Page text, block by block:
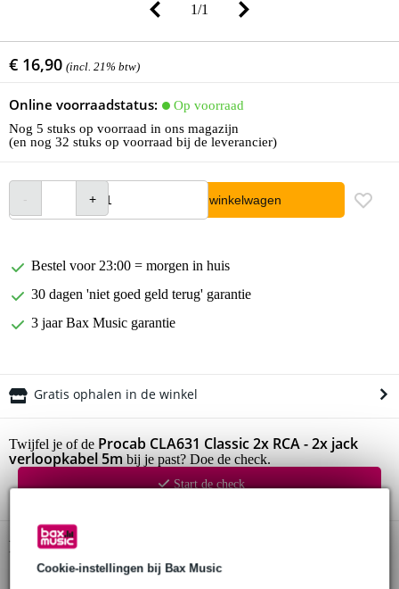
Cookie-instellingen bij Bax Music
1/1
€ 16,90 (incl. 21% btw)
Online voorraadstatus:
Op voorraad
Nog 5 stuks op voorraad in ons magazijn
(en nog 32 stuks op voorraad bij de leverancier)
In winkelwagen
Bestel voor 23:00 = morgen in huis
30 dagen 'niet goed geld terug' garantie
3 jaar Bax Music garantie
Gratis ophalen in de winkel
Twijfel je of de Procab CLA631 Classic 2x RCA - 2x jack
verloopkabel 5m bij je past? Doe de check.
Start de check
Productinformatie
flexibele verloopkabel